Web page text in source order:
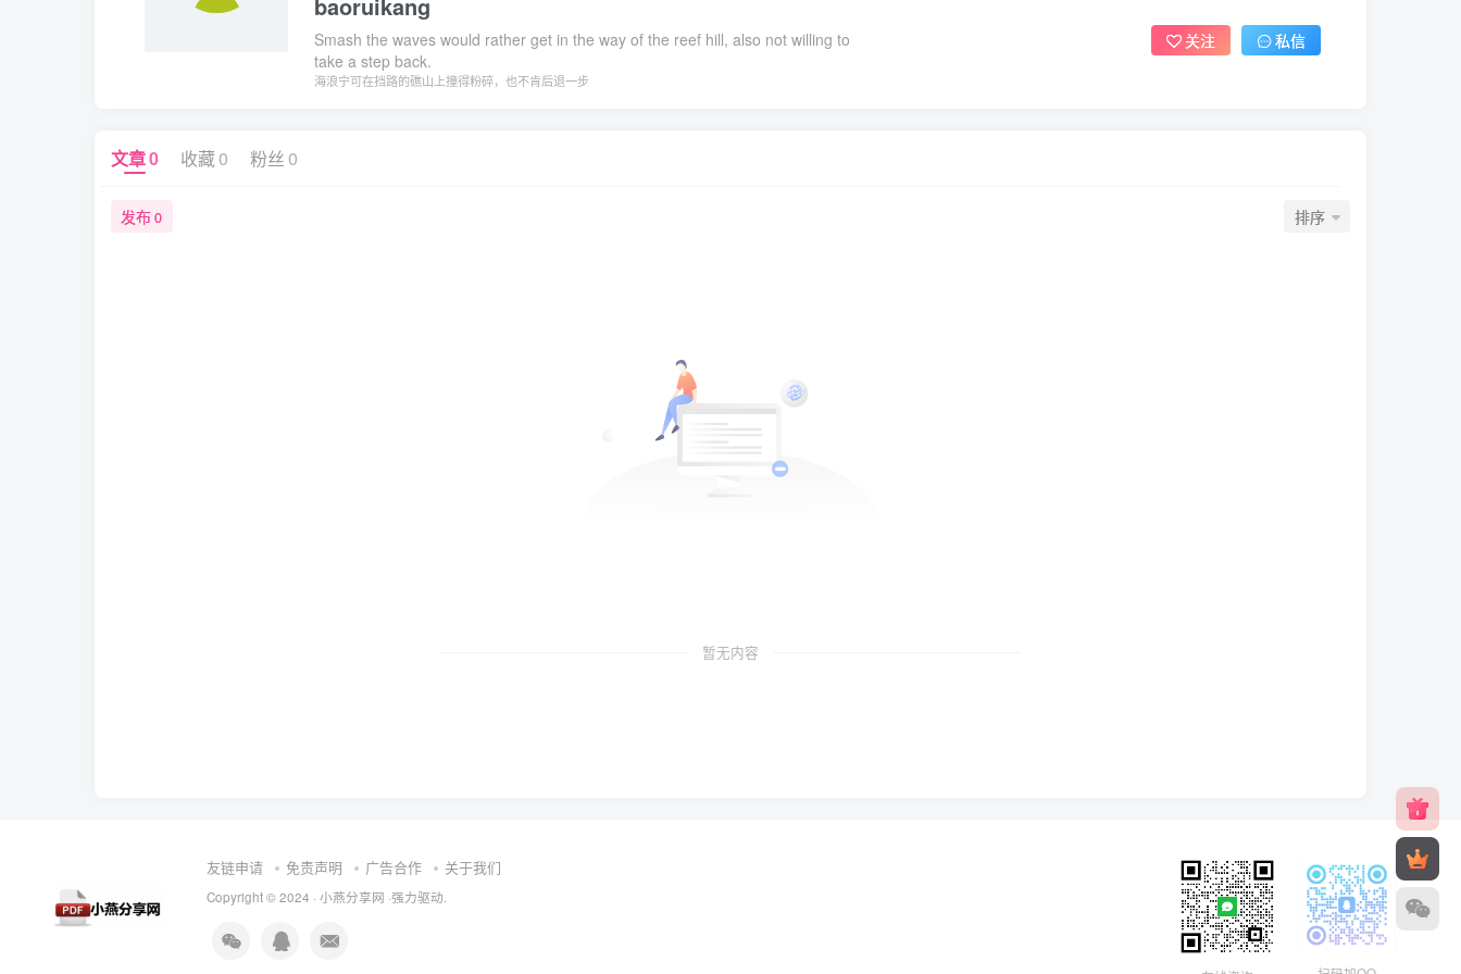
Smash the waves would rather get in the way of the reef hill, also not willing to
take a step back.
海浪宁可在挡路的礁山上撞得粉碎，也不肯后退一步
关注 私信
文章0 收藏0 粉丝 0
发布0 排序
暂无内容
友链申请 免责声明 广告合作 关于我们
Copyright © 2024 · 小燕分享网 ·强力驱动.